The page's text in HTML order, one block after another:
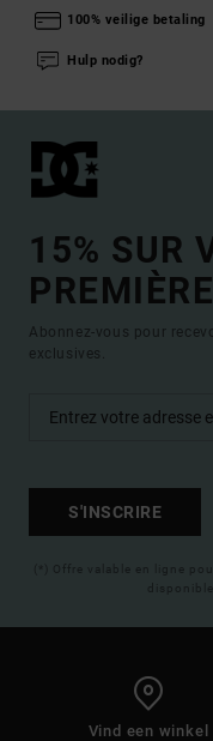
100% veilige betaling
Hulp nodig?
15% SUR
Abonnez-vous pour
exclusives.
S'INSCRIRE
(*) Offre valable en ligne
Vind een winkel